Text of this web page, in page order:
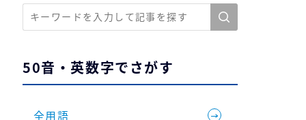
50音・英数字でさがす
全用語